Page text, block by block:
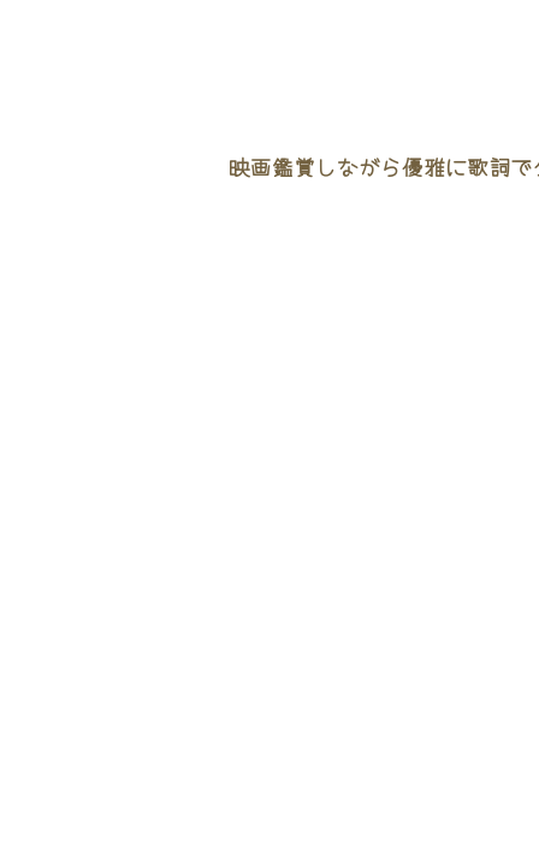
映画鑑賞しながら優雅に歌詞